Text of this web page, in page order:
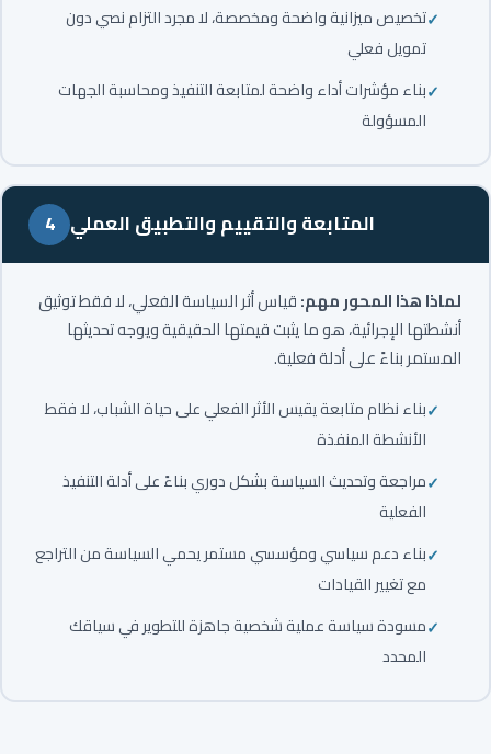
تخصيص ميزانية واضحة ومخصصة، لا مجرد التزام نصي دون
تمويل فعلي
بناء مؤشرات أداء واضحة لمتابعة التنفيذ ومحاسبة الجهات
المسؤولة
4 المتابعة والتقييم والتطبيق العملي
لماذا هذا المحور مهم:قياس أثر السياسة الفعلي، لا فقط توثيق
أنشطتها الإجرائية، هو ما يثبت قيمتها الحقيقية ويوجه تحديثها
المستمر بناءً على أدلة فعلية.
بناء نظام متابعة يقيس الأثر الفعلي على حياة الشباب، لا فقط
الأنشطة المنفذة
مراجعة وتحديث السياسة بشكل دوري بناءً على أدلة التنفيذ
الفعلية
بناء دعم سياسي ومؤسسي مستمر يحمي السياسة من التراجع
مع تغيير القيادات
مسودة سياسة عملية شخصية جاهزة للتطوير في سياقك
المحدد